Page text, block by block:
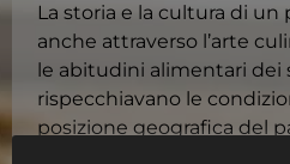
La storia e la cultura di un
anche attraverso l’arte
le abitudini alimentari dei
rispecchiavano le
posizione geografica del